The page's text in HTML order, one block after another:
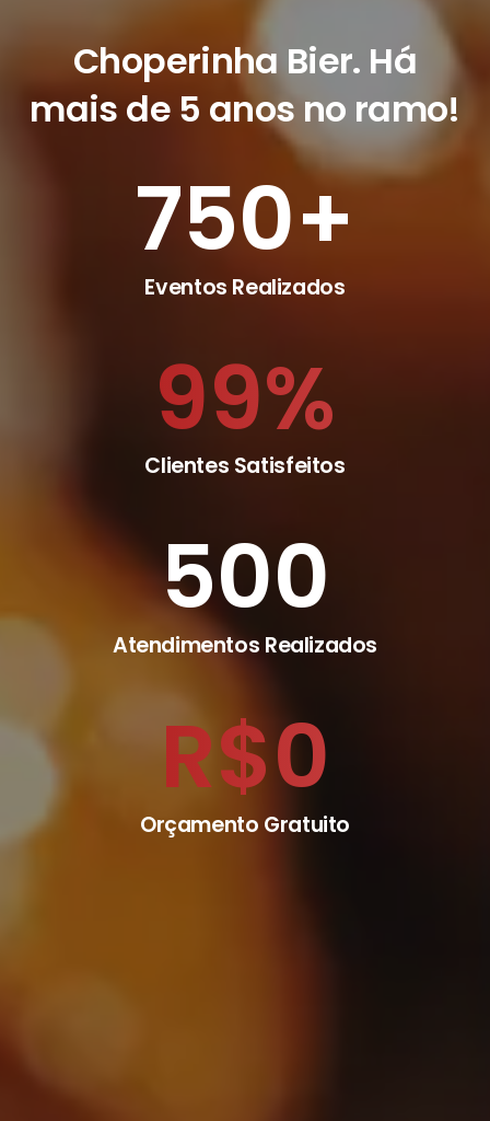
Choperinha Bier. Há
mais de 5 anos no ramo!
750+
Eventos Realizados
99%
Clientes Satisfeitos
500
Atendimentos Realizados
R$0
Orçamento Gratuito